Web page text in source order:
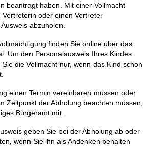
beantragt haben. Mit einer Vollmacht
Vertreterin oder einen Vertreter
abzuholen.
finden Sie online über das
Um den Personalausweis Ihres Kindes
die Vollmacht nur, wenn das Kind schon
einen Termin vereinbaren müssen oder
Zeitpunkt der Abholung beachten müssen,
Bürgeramt mit.
geben Sie bei der Abholung ab oder
wenn Sie ihn als Andenken behalten